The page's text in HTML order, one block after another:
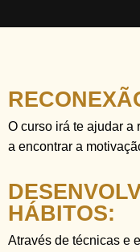
O curso irá te ajudar a
a encontrar a
HÁBITOS:
Através de técnicas e